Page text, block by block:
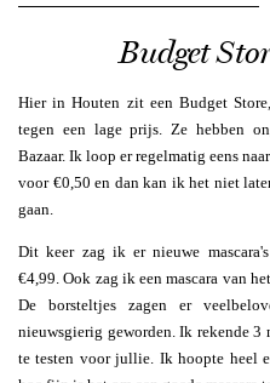
Budget
Hier in Houten zit een Budget
tegen een lage prijs. Ze hebben
Bazaar. Ik loop er regelmatig eens
voor €0,50 en dan kan ik het niet
gaan.
Dit keer zag ik er nieuwe
€4,99. Ook zag ik een mascara van
De borsteltjes zagen er
nieuwsgierig geworden. Ik rekende 3
te testen voor jullie. Ik hoopte heel